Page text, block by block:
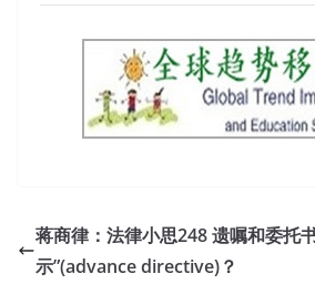
蒋商律：法律小思248 遗嘱和委托
示”(advance directive)？